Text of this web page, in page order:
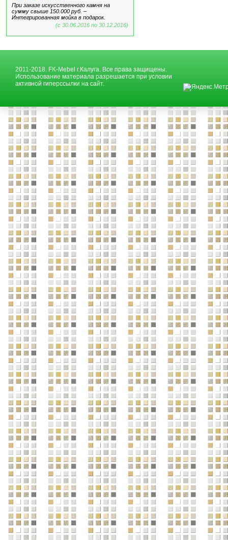
При заказе искусственного камня на
сумму свыше 150.000 руб. –
Интегрированная мойка в подарок.
(с 30.06.2016 по 30.12.2016)
2011-2018. FK-Mebel г.Калуга. Все права защищены.
Использование материала разрешается при условии
активной гиперссылки на сайт.